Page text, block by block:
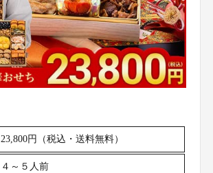
23,800円（税込・送料無料）
４～５人前